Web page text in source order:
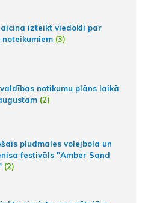
izteikt viedokli par
(3)
notikumu plāns laikā
(2)
pludmales volejbola un
festivāls "Amber Sand
(2)